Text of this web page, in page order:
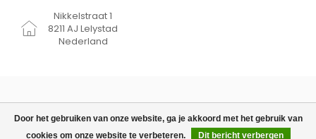
Door het gebruiken van onze website, ga je akkoord met het gebruik van
cookies om onze website te verbeteren.
Dit bericht verbergen
Nikkelstraat 1
8211 AJ Lelystad
Nederland